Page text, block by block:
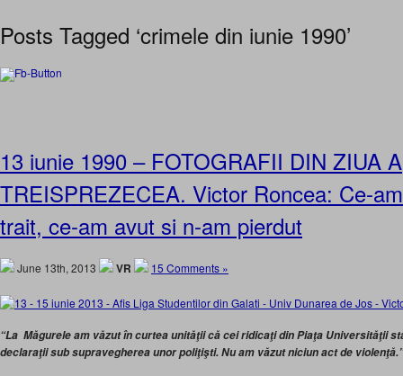
Posts Tagged ‘crimele din iunie 1990’
13 iunie 1990 – FOTOGRAFII DIN ZIUA A
TREISPREZECEA. Victor Roncea: Ce-
trait, ce-am avut si n-am pierdut
June 13th, 2013 VR 15 Comments »
“La Măgurele am văzut în curtea unităţii că cei ridicaţi din Piaţa Universităţii
declaraţii sub supravegherea unor poliţişti. Nu am văzut niciun act de violenţă.”